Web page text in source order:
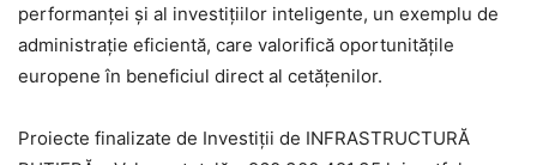
performanței și al investițiilor inteligente, un exemplu de
administrație eficientă, care valorifică oportunitățile
europene în beneficiul direct al cetățenilor.
Proiecte finalizate de Investiții de INFRASTRUCTURĂ